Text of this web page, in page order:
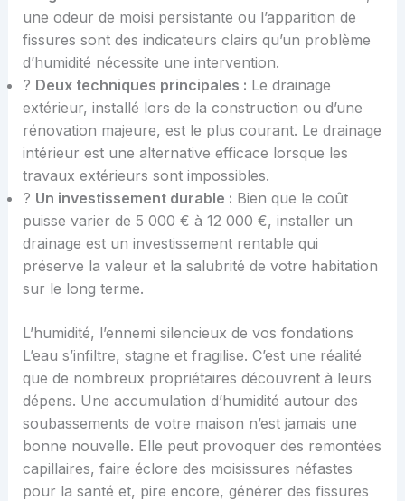
une odeur de moisi persistante ou l’apparition de
fissures sont des indicateurs clairs qu’un problème
d’humidité nécessite une intervention.
?️ Deux techniques principales : Le drainage
extérieur, installé lors de la construction ou d’une
rénovation majeure, est le plus courant. Le drainage
intérieur est une alternative efficace lorsque les
travaux extérieurs sont impossibles.
? Un investissement durable : Bien que le coût
puisse varier de 5 000 € à 12 000 €, installer un
drainage est un investissement rentable qui
préserve la valeur et la salubrité de votre habitation
sur le long terme.
L’humidité, l’ennemi silencieux de vos fondations
L’eau s’infiltre, stagne et fragilise. C’est une réalité
que de nombreux propriétaires découvrent à leurs
dépens. Une accumulation d’humidité autour des
soubassements de votre maison n’est jamais une
bonne nouvelle. Elle peut provoquer des remontées
capillaires, faire éclore des moisissures néfastes
pour la santé et, pire encore, générer des fissures